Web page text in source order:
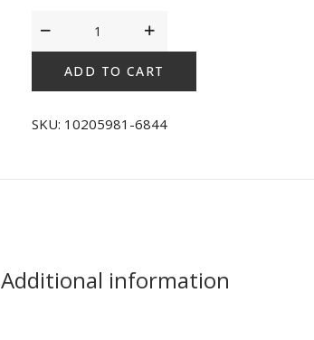
Triumph
Fit
Smart
P01
quantity
ADD TO CART
SKU: 10205981-6844
Additional information